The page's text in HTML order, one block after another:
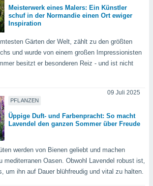
Meisterwerk eines Malers: Ein Künstler
schuf in der Normandie einen Ort ewiger
Inspiration
Gärten der Welt, zählt zu den größten
und wurde von einem großen Impressionisten
besitzt er besonderen Reiz - und ist nicht
PFLANZEN
09 Juli 2025
Üppige Duft- und Farbenpracht: So macht
Lavendel den ganzen Sommer über Freude
werden von Bienen geliebt und machen
mediterranen Oasen. Obwohl Lavendel robust ist,
um ihn auf Dauer blühfreudig und vital zu halten.